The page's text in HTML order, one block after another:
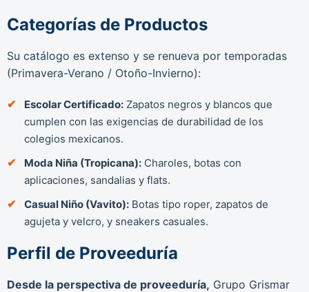
Categorías de Productos
Su catálogo es extenso y se renueva por temporadas
(Primavera-Verano / Otoño-Invierno):
Escolar Certificado: Zapatos negros y blancos que
cumplen con las exigencias de durabilidad de los
colegios mexicanos.
Moda Niña (Tropicana): Charoles, botas con
aplicaciones, sandalias y flats.
Casual Niño (Vavito): Botas tipo roper, zapatos de
agujeta y velcro, y sneakers casuales.
Perfil de Proveeduría
Desde la perspectiva de proveeduría, Grupo Grismar